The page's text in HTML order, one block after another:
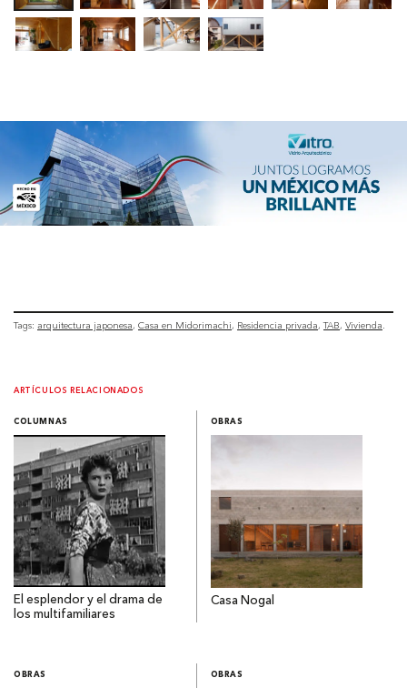
Tags: arquitectura japonesa Casa en Midorimachi Residencia privada TAB Vivienda
ARTÍCULOS RELACIONADOS
COLUMNAS
El esplendor y el drama de
los multifamiliares
OBRAS
Casa Nogal
OBRAS OBRAS